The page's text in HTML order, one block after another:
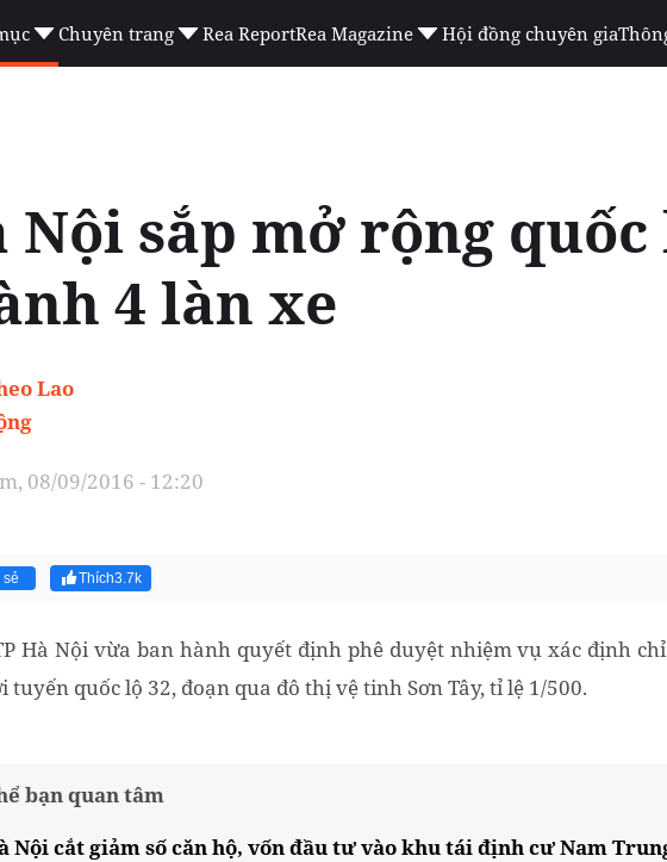
Chuyên trang Rea ReportRea Magazine Hội đồng chuyên gia
Nội sắp mở rộng quốc
4 làn xe
Lao
08/09/2016 - 12:20
sẻ Thích3.7k
Hà Nội vừa ban hành quyết định phê duyệt nhiệm vụ xác định
tuyến quốc lộ 32, đoạn qua đô thị vệ tinh Sơn Tây, tỉ lệ 1/500.
bạn quan tâm
Nội cắt giảm số căn hộ, vốn đầu tư vào khu tái định cư Nam